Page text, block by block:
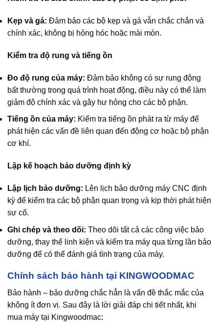
Kẹp và gá: Đảm bảo các bộ kẹp và gá vẫn chắc chắn và
chính xác, không bị hỏng hóc hoặc mài mòn.
Kiểm tra độ rung và tiếng ồn
Đo độ rung của máy: Đảm bảo không có sự rung động
bất thường trong quá trình hoạt động, điều này có thể làm
giảm độ chính xác và gây hư hỏng cho các bộ phận.
Tiếng ồn của máy: Kiểm tra tiếng ồn phát ra từ máy để
phát hiện các vấn đề liên quan đến động cơ hoặc bộ phận
cơ khí.
Lập kế hoạch bảo dưỡng định kỳ
Lập lịch bảo dưỡng: Lên lịch bảo dưỡng máy CNC định
kỳ để kiểm tra các bộ phận quan trọng và kịp thời phát hiện
sự cố.
Ghi chép và theo dõi: Theo dõi tất cả các công việc bảo
dưỡng, thay thế linh kiện và kiểm tra máy qua từng lần bảo
dưỡng để có thể đánh giá tình trạng của máy.
Chính sách bảo hành tại KINGWOODMAC
Bảo hành – bảo dưỡng chắc hẳn là vấn đề thắc mắc của
không ít đơn vị. Sau đây là lời giải đáp chi tiết nhất, khi
mua máy tại Kingwoodmac: